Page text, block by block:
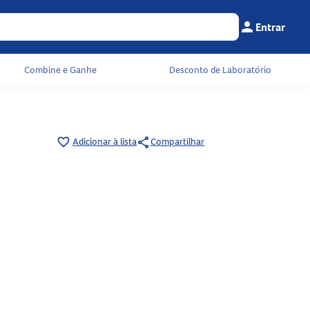
Menu do
person Entrar
Combine e Ganhe Desconto de Laboratório
favorite_border Adicionar à listashareCompartilhar